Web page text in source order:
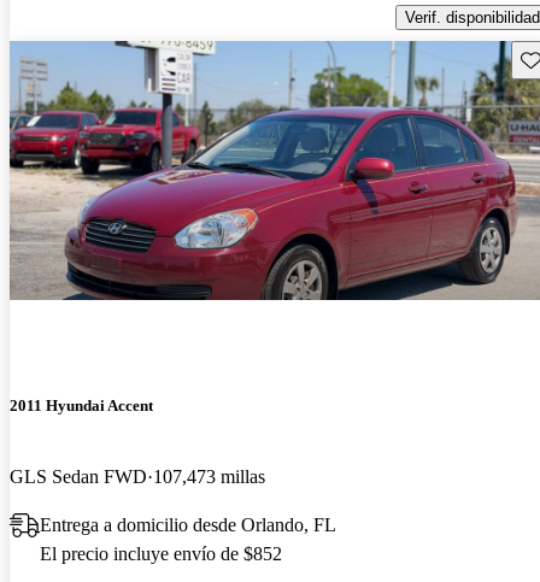
Verif. disponibilidad
2011 Hyundai Accent
GLS Sedan FWD 107,473 millas
Entrega a domicilio desde Orlando, FL
El precio incluye envío de $852